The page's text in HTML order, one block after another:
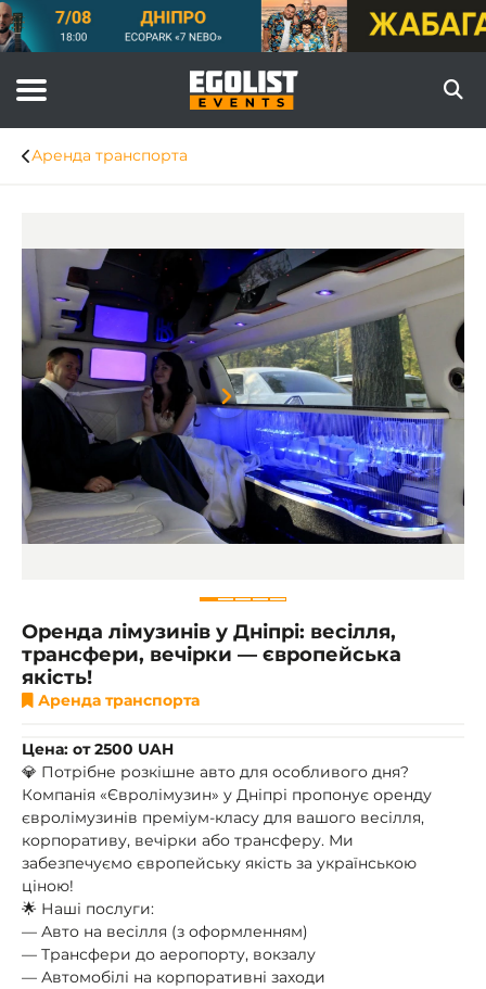
Аренда транспорта
Item
1
of
5
Оренда лімузинів у Дніпрі: весілля,
трансфери, вечірки — європейська
якість!
Аренда транспорта
Цена: от 2500 UAH
💎 Потрібне розкішне авто для особливого дня?
Компанія «Євролімузин» у Дніпрі пропонує оренду
євролімузинів преміум-класу для вашого весілля,
корпоративу, вечірки або трансферу. Ми
забезпечуємо європейську якість за українською
ціною!
🌟 Наші послуги:
— Авто на весілля (з оформленням)
— Трансфери до аеропорту, вокзалу
— Автомобілі на корпоративні заходи